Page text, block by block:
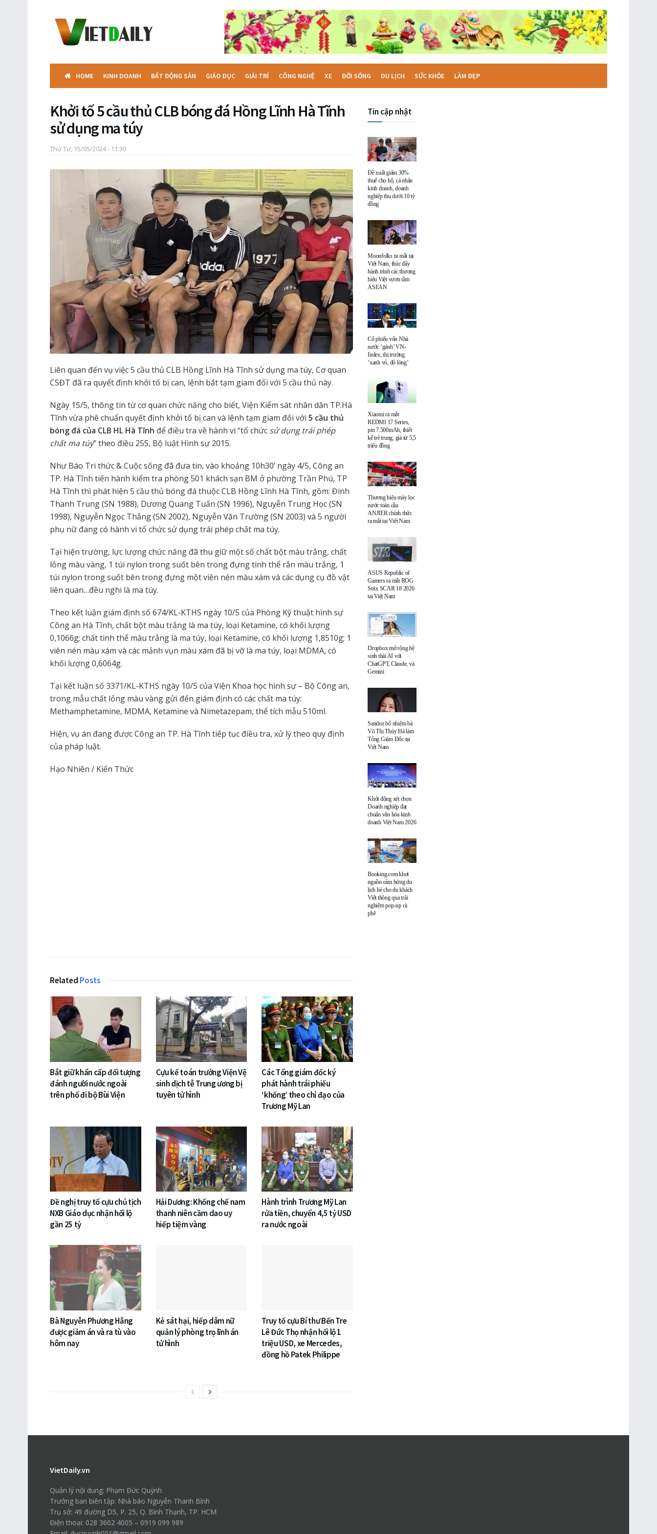
HOME KINH DOANH BẤT ĐỘNG SẢN GIÁO DỤC GIẢI TRÍ CÔNG NGHỆ XE ĐỜI SỐNG DU LỊCH SỨC KHỎE LÀM ĐẸP
Khởi tố 5 cầu thủ CLB bóng đá Hồng Lĩnh Hà Tĩnh
sử dụng ma túy
Thứ Tư, 15/05/2024 - 11:30
Liên quan đến vụ việc 5 cầu thủ CLB Hồng Lĩnh Hà Tĩnh sử dụng ma túy, Cơ quan
CSĐT đã ra quyết định khởi tố bị can, lệnh bắt tạm giam đối với 5 cầu thủ này.
Ngày 15/5, thông tin từ cơ quan chức năng cho biết, Viện Kiểm sát nhân dân TP.Hà
Tĩnh vừa phê chuẩn quyết định khởi tố bị can và lệnh tạm giam đối với 5 cầu thủ
bóng đá của CLB HL Hà Tĩnh để điều tra về hành vi “tổ chức sử dụng trái phép
chất ma túy” theo điều 255, Bộ luật Hình sự 2015.
Như Báo Tri thức & Cuộc sống đã đưa tin, vào khoảng 10h30’ ngày 4/5, Công an
TP. Hà Tĩnh tiến hành kiểm tra phòng 501 khách sạn BM ở phường Trần Phú, TP
Hà Tĩnh thì phát hiện 5 cầu thủ bóng đá thuộc CLB Hồng Lĩnh Hà Tĩnh, gồm: Đinh
Thanh Trung (SN 1988), Dương Quang Tuấn (SN 1996), Nguyễn Trung Học (SN
1998), Nguyễn Ngọc Thắng (SN 2002), Nguyễn Văn Trường (SN 2003) và 5 người
phụ nữ đang có hành vi tổ chức sử dụng trái phép chất ma túy.
Tại hiện trường, lực lượng chức năng đã thu giữ một số chất bột màu trắng, chất
lỏng màu vàng, 1 túi nylon trong suốt bên trong đựng tinh thể rắn màu trắng, 1
túi nylon trong suốt bên trong đựng một viên nén màu xám và các dụng cụ đồ vật
liên quan…đều nghi là ma túy.
Theo kết luận giám định số 674/KL-KTHS ngày 10/5 của Phòng Kỹ thuật hình sự
Công an Hà Tĩnh, chất bột màu trắng là ma túy, loại Ketamine, có khối lượng
0,1066g; chất tinh thể màu trắng là ma túy, loại Ketamine, có khối lượng 1,8510g; 1
viên nén màu xám và các mảnh vụn màu xám đã bị vỡ là ma túy, loại MDMA, có
khối lượng 0,6064g.
Tại kết luận số 3371/KL-KTHS ngày 10/5 của Viện Khoa học hình sự – Bộ Công an,
trong mẫu chất lỏng màu vàng gửi đến giám định có các chất ma túy:
Methamphetamine, MDMA, Ketamine và Nimetazepam, thể tích mẫu 510ml.
Hiện, vụ án đang được Công an TP. Hà Tĩnh tiếp tục điều tra, xử lý theo quy định
của pháp luật.
Hạo Nhiên / Kiến Thức
Related Posts
Bắt giữ khẩn cấp đối tượng
đánh người nước ngoài
trên phố đi bộ Bùi Viện
Cựu kế toán trưởng Viện Vệ
sinh dịch tễ Trung ương bị
tuyên tử hình
Các Tổng giám đốc ký
phát hành trái phiếu
‘khống’ theo chỉ đạo của
Trương Mỹ Lan
Đề nghị truy tố cựu chủ tịch
NXB Giáo dục nhận hối lộ
gần 25 tỷ
Hải Dương: Khống chế nam
thanh niên cầm dao uy
hiếp tiệm vàng
Hành trình Trương Mỹ Lan
rửa tiền, chuyển 4,5 tỷ USD
ra nước ngoài
Bà Nguyễn Phương Hằng
được giảm án và ra tù vào
hôm nay
Kẻ sát hại, hiếp dâm nữ
quản lý phòng trọ lĩnh án
tử hình
Truy tố cựu Bí thư Bến Tre
Lê Đức Thọ nhận hối lộ 1
triệu USD, xe Mercedes,
đồng hồ Patek Philippe
Tin cập nhật
Đề xuất giảm 30%
thuế cho hộ, cá nhân
kinh doanh, doanh
nghiệp thu dưới 10 tỷ
đồng
Moonfolks ra mắt tại
Việt Nam, thúc đẩy
hành trình các thương
hiệu Việt vươn tầm
ASEAN
Cổ phiếu vốn Nhà
nước ‘gánh’ VN-
Index, thị trường
‘xanh vỏ, đỏ lòng’
Xiaomi ra mắt
REDMI 17 Series,
pin 7.500mAh, thiết
kế trẻ trung, giá từ 5,5
triệu đồng
Thương hiệu máy lọc
nước toàn cầu
ANJIER chính thức
ra mắt tại Việt Nam
ASUS Republic of
Gamers ra mắt ROG
Strix SCAR 18 2026
tại Việt Nam
Dropbox mở rộng hệ
sinh thái AI với
ChatGPT, Claude, và
Gemini
Sandoz bổ nhiệm bà
Võ Thị Thúy Hà làm
Tổng Giám Đốc tại
Việt Nam
Khởi động xét chọn
Doanh nghiệp đạt
chuẩn văn hóa kinh
doanh Việt Nam 2026
Booking.com khơi
nguồn cảm hứng du
lịch hè cho du khách
Việt thông qua trải
nghiệm pop-up cà
phê
VietDaily.vn
Quản lý nội dung: Phạm Đức Quỳnh
Trưởng ban biên tập: Nhà báo Nguyễn Thanh Bình
Trụ sở: 49 đường D5, P. 25, Q. Bình Thạnh, TP. HCM
Điện thoại: 028 3602 4005 – 0919 099 989